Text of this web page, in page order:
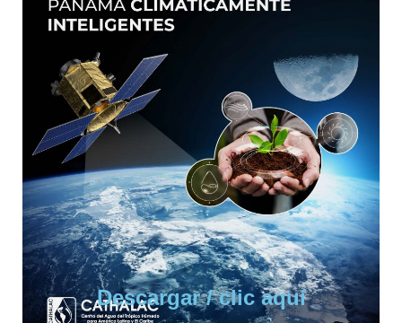
Descargar / clic aquí